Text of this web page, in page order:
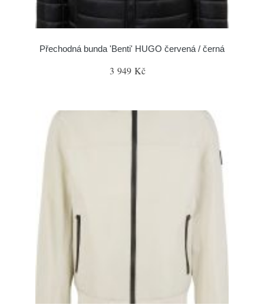
Přechodná bunda 'Benti' HUGO červená / černá
3 949 Kč